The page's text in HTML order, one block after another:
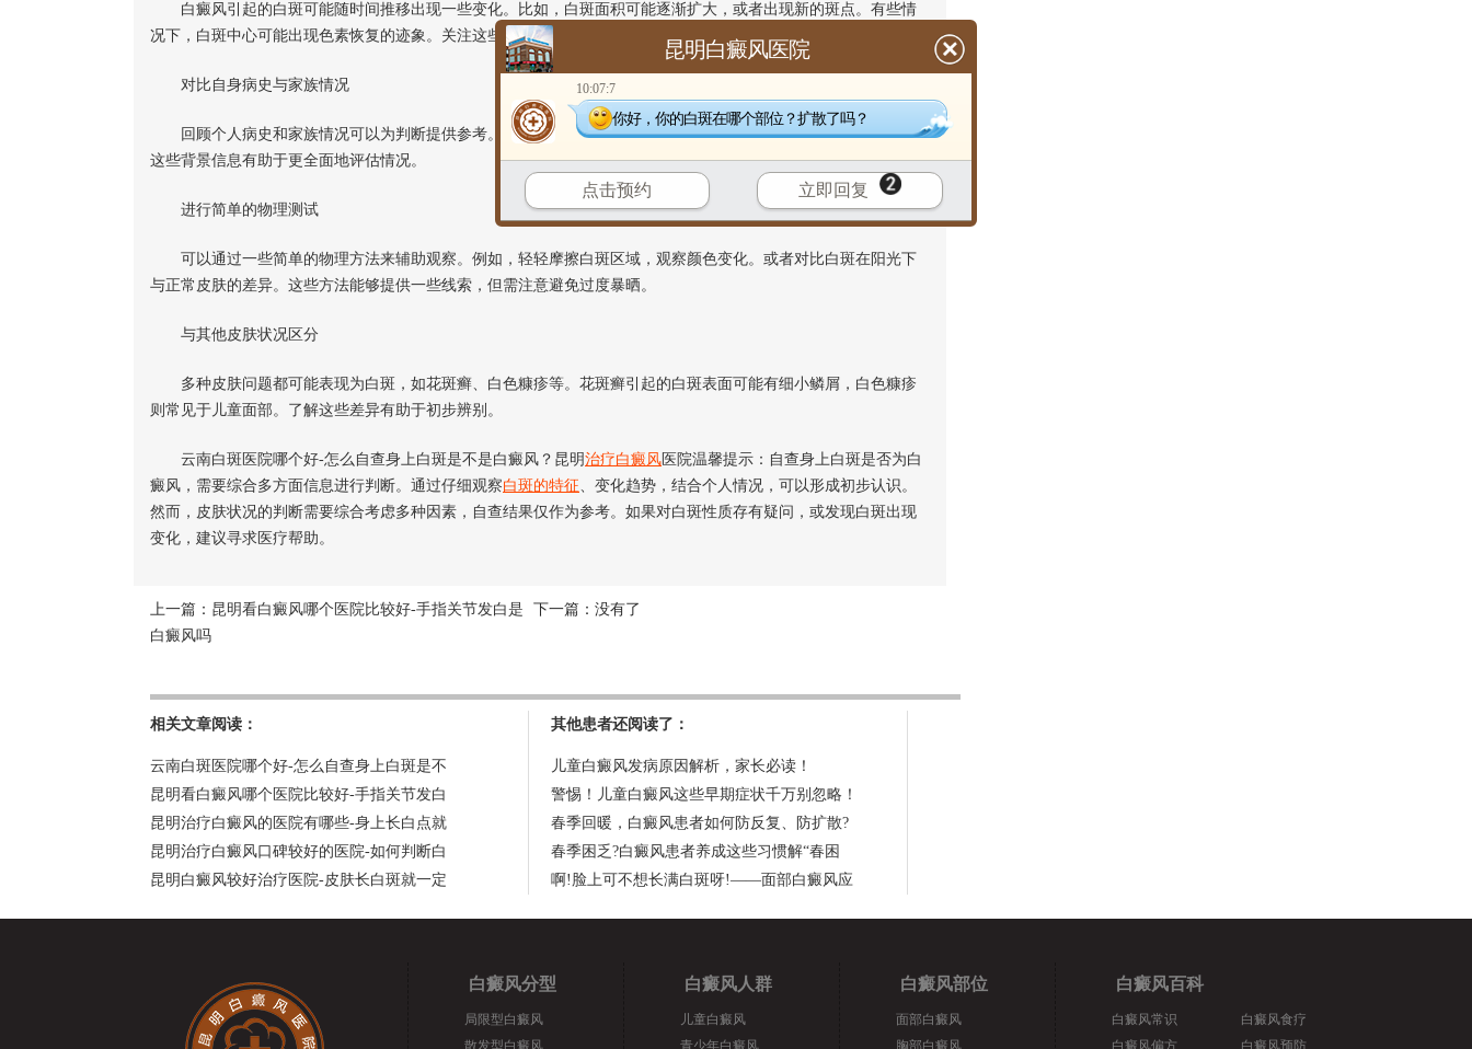
白癜风引起的白斑可能随时间推移出现一些变化。比如，白斑面积可能逐渐扩大，或者出现新的斑点。有些情
况下，白斑中心可能出现色素恢复的迹象。关注这些变化有助于了解白斑的性质。
对比自身病史与家族情况
回顾个人病史和家族情况可以为判断提供参考。白癜风有时与自身免疫状况有关，也可能在家族中出现。了解
这些背景信息有助于更全面地评估情况。
进行简单的物理测试
可以通过一些简单的物理方法来辅助观察。例如，轻轻摩擦白斑区域，观察颜色变化。或者对比白斑在阳光下
与正常皮肤的差异。这些方法能够提供一些线索，但需注意避免过度暴晒。
与其他皮肤状况区分
多种皮肤问题都可能表现为白斑，如花斑癣、白色糠疹等。花斑癣引起的白斑表面可能有细小鳞屑，白色糠疹
则常见于儿童面部。了解这些差异有助于初步辨别。
云南白斑医院哪个好-怎么自查身上白斑是不是白癜风？昆明治疗白癜风 医院温馨提示：自查身上白斑是否为白
癜风，需要综合多方面信息进行判断。通过仔细观察白斑的特征、变化趋势，结合个人情况，可以形成初步认识。
然而，皮肤状况的判断需要综合考虑多种因素，自查结果仅作为参考。如果对白斑性质存有疑问，或发现白斑出现
变化，建议寻求医疗帮助。
上一篇： 昆明看白癜风哪个医院比较好-手指关节发白是
白癜风吗
下一篇：没有了
相关文章阅读：
云南白斑医院哪个好-怎么自查身上白斑是不
昆明看白癜风哪个医院比较好-手指关节发白
昆明治疗白癜风的医院有哪些-身上长白点就
昆明治疗白癜风口碑较好的医院-如何判断白
昆明白癜风较好治疗医院-皮肤长白斑就一定
其他患者还阅读了：
儿童白癜风发病原因解析，家长必读！
警惕！儿童白癜风这些早期症状千万别忽略！
春季回暖，白癜风患者如何防反复、防扩散?
春季困乏?白癜风患者养成这些习惯解“春困
啊!脸上可不想长满白斑呀!——面部白癜风应
白癜风分型
局限型白癜风
散发型白癜风
白癜风人群
儿童白癜风
青少年白癜风
白癜风部位
面部白癜风
胸部白癜风
白癜风百科
白癜风常识
白癜风偏方
白癜风食疗
白癜风预防
昆明白癜风医院
10:07:7
你好，你的白斑在哪个部位？扩散了吗？
点击预约 立即回复